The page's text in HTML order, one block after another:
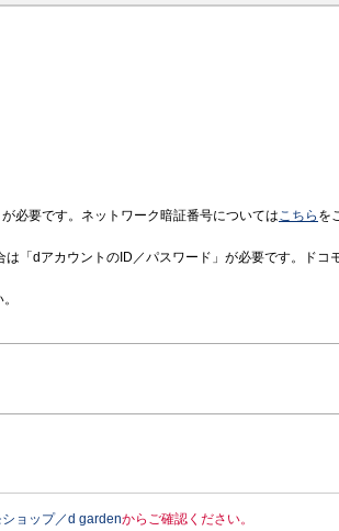
必要です。ネットワーク暗証番号についてはこちら を
「dアカウントのID／パスワード」が必要です。ドコ
ショップ／d gardenからご確認ください。